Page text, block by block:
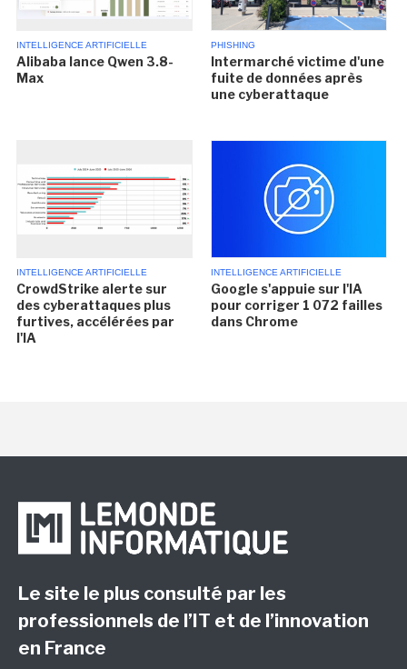
INTELLIGENCE ARTIFICIELLE
Alibaba lance Qwen 3.8-
Max
PHISHING
Intermarché victime d'une
fuite de données après
une cyberattaque
INTELLIGENCE ARTIFICIELLE
CrowdStrike alerte sur
des cyberattaques plus
furtives, accélérées par
l'IA
INTELLIGENCE ARTIFICIELLE
Google s'appuie sur l'IA
pour corriger 1 072 failles
dans Chrome
Le site le plus consulté par les
professionnels de l’IT et de l’innovation
en France